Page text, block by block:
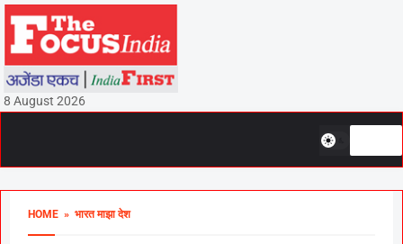
8 August 2026
HOME » भारत माझा देश